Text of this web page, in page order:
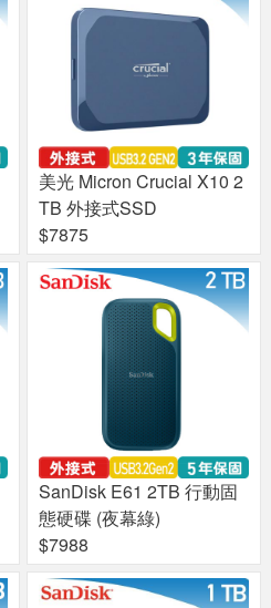
美光 Micron Crucial X10 2
TB 外接式SSD
$7875
SanDisk E61 2TB 行動固
態硬碟 (夜幕綠)
$7988